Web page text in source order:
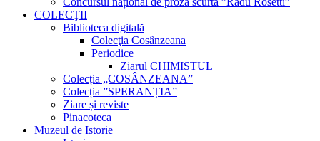
COLECŢII
Biblioteca digitală
Colecţia Cosânzeana
Periodice
Ziarul CHIMISTUL
Colecția „COSÂNZEANA”
Colecția ”SPERANȚIA”
Ziare și reviste
Pinacoteca
Muzeul de Istorie